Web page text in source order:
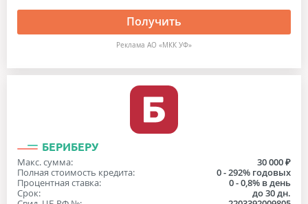
Получить
Реклама АО «МКК УФ»
БЕРИБЕРУ
Макс. сумма:
30 000 ₽
Полная стоимость кредита:
0 - 292% годовых
Процентная ставка:
0 - 0,8% в день
Срок:
до 30 дн.